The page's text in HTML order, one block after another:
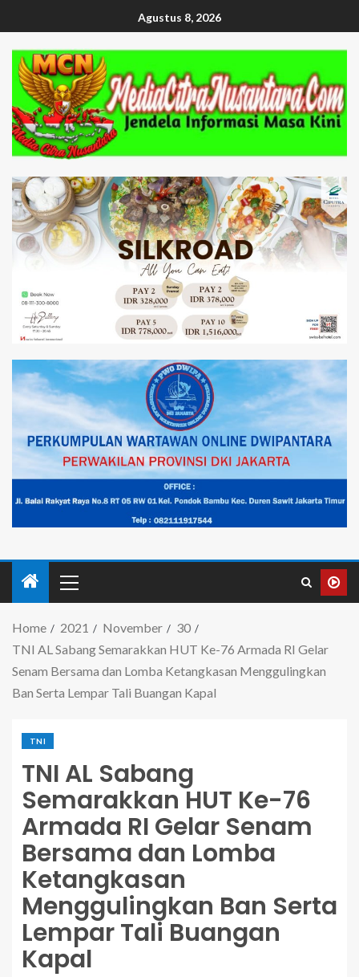
Agustus 8, 2026
Home 2021 November
30
TNI AL Sabang Semarakkan HUT Ke-76 Armada RI Gelar
Senam Bersama dan Lomba Ketangkasan Menggulingkan
Ban Serta Lempar Tali Buangan Kapal
TNI
TNI AL Sabang
Semarakkan HUT Ke-76
Armada RI Gelar Senam
Bersama dan Lomba
Ketangkasan
Menggulingkan Ban Serta
Lempar Tali Buangan
Kapal